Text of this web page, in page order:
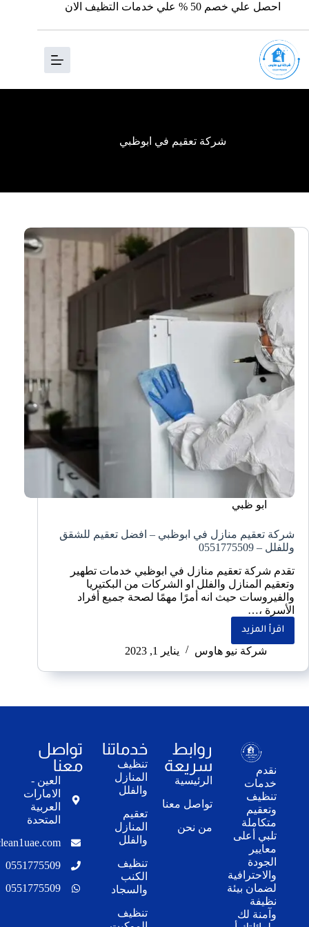
احصل علي خصم 50 % علي خدمات التظيف الان
شركة تعقيم في ابوظبي
ابو ظبي
شركة تعقيم منازل في ابوظبي – افضل تعقيم للشقق
وللفلل – 0551775509
تقدم شركة تعقيم منازل في ابوظبي خدمات تطهير
وتعقيم المنازل والفلل او الشركات من البكتيريا
والفيروسات حيث انه أمرًا مهمًا لصحة جميع أفراد
الأسرة ،…
اقرأ المزيد
شركة نيو هاوس يناير 1, 2023
نقدم
خدمات
تنظيف
وتعقيم
متكاملة
تلبي أعلى
معايير
الجودة
والاحترافية
لضمان بيئة
نظيفة
وآمنة لك
روابط
سريعة
الرئيسية
تواصل معنا
من نحن
خدماتنا
تنظيف
المنازل
والفلل
تعقيم
المنازل
والفلل
تنظيف
الكنب
والسجاد
تنظيف
تواصل
معنا
العين -
الامارات
العربية
المتحدة
0551775509
0551775509